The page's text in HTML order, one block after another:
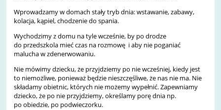
Wprowadzamy w domach stały tryb dnia: wstawanie, zabawy,
kolacja, kąpiel, chodzenie do spania.
Wychodzimy z domu na tyle wcześnie, by po drodze
do przedszkola mieć czas na rozmowę i aby nie poganiać
malucha w zdenerwowaniu.
Nie mówimy dziecku, że przyjdziemy po nie wcześniej, kiedy jest
to niemożliwe, ponieważ będzie nieszczęśliwe, że nas nie ma. Nie
składamy obietnic, których nie możemy wypełnić. Zapewniamy
dziecko, że po nie przyjdziemy, określamy porę dnia np.
po obiedzie, po podwieczorku.